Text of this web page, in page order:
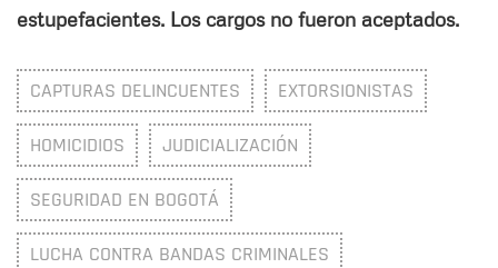
estupefacientes. Los cargos no fueron aceptados.
CAPTURAS DELINCUENTES EXTORSIONISTAS
HOMICIDIOS JUDICIALIZACIÓN
SEGURIDAD EN BOGOTÁ
LUCHA CONTRA BANDAS CRIMINALES